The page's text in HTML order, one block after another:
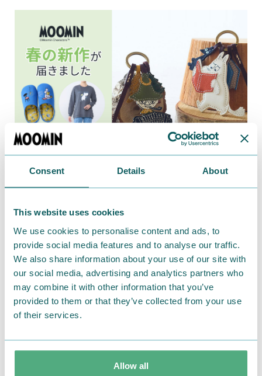
Consent Details About
This website uses cookies
We use cookies to personalise content and ads, to
provide social media features and to analyse our traffic.
We also share information about your use of our site with
our social media, advertising and analytics partners who
may combine it with other information that you’ve
provided to them or that they’ve collected from your use
of their services.
Allow all
2026.01.27
春の新商品発売開始！ gentenコラボのチャーム
に、これからの季節にピッタリなパジャマやスリ